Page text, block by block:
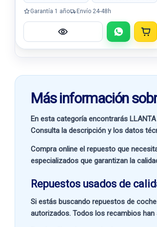
Garantía 1 año Envío 24-48h
Más información
En esta categoría encontrarás
Consulta la descripción y los datos
Compra online el repuesto que
especializados que garantizan la
Repuestos usados de
Si estás buscando repuestos de
autorizados. Todos los recambios